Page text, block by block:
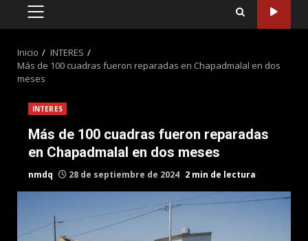
MENÚ
Inicio
INTERES
Más de 100 cuadras fueron reparadas en Chapadmalal en dos
meses
INTERES
Más de 100 cuadras fueron reparadas
en Chapadmalal en dos meses
nmdq 28 de septiembre de 2024 2 min de lectura